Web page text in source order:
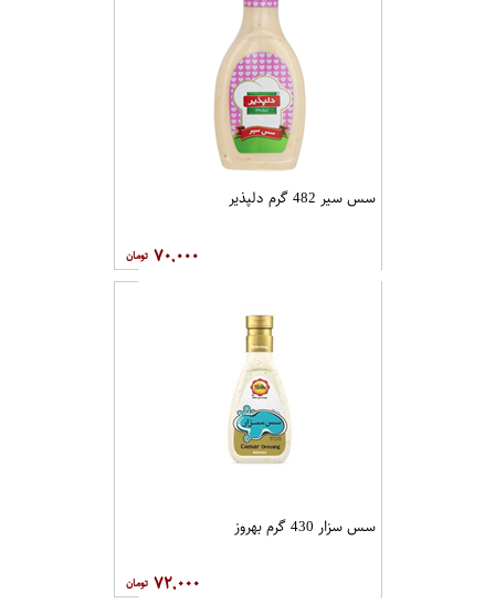
سس سیر 482 گرم دلپذیر
۷۰,۰۰۰
سس سزار 430 گرم بهروز
۷۲,۰۰۰